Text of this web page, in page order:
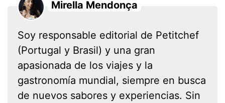
Mirella Mendonça
Soy responsable editorial de Petitchef
(Portugal y Brasil) y una gran
apasionada de los viajes y la
gastronomía mundial, siempre en busca
de nuevos sabores y experiencias. Sin